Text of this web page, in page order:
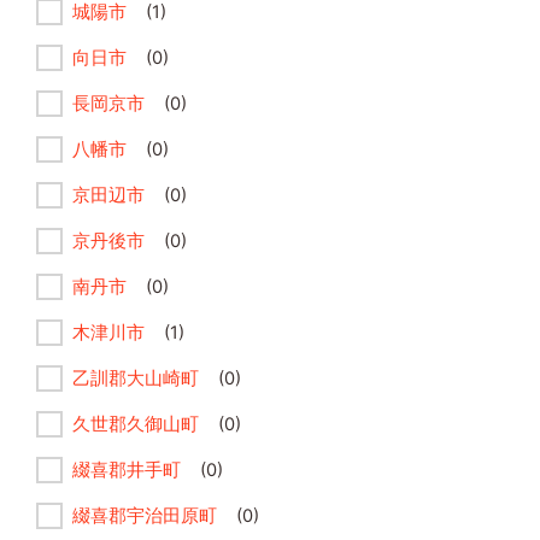
城陽市 (1)
向日市 (0)
長岡京市 (0)
八幡市 (0)
京田辺市 (0)
京丹後市 (0)
南丹市 (0)
木津川市 (1)
乙訓郡大山崎町 (0)
久世郡久御山町 (0)
綴喜郡井手町 (0)
綴喜郡宇治田原町 (0)